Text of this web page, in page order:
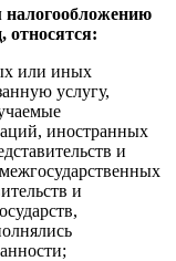
относятся:
или иных
услугу,
иностранных
и
и